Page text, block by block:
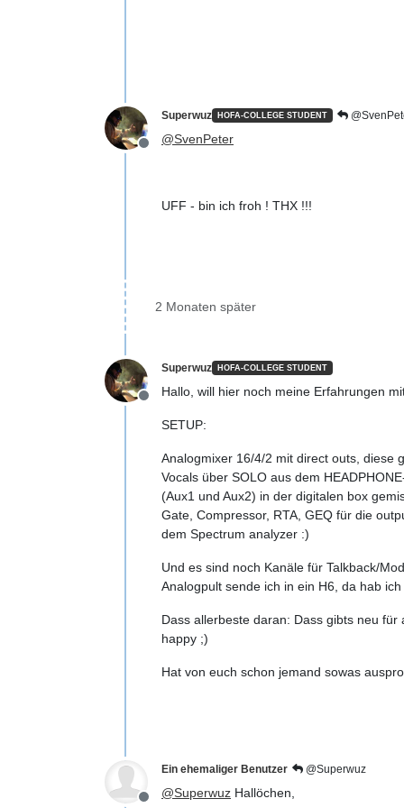
Offline
Superwuz HOFA-COLLEGE STUDENT
@SvenPeter
UFF - bin ich froh ! THX !!!
2 Monaten später
Offline
Superwuz HOFA-COLLEGE STUDENT
Hallo, will hier noch meine Erfahrungen
SETUP:
Analogmixer 16/4/2 mit direct outs, diese
Vocals über SOLO aus dem
(Aux1 und Aux2) in der digitalen box
Gate, Compressor, RTA, GEQ für die
dem Spectrum analyzer :)
Und es sind noch Kanäle für Talkback/
Analogpult sende ich in ein H6, da hab
Dass allerbeste daran: Dass gibts neu
happy ;)
Hat von euch schon jemand sowas
Ein ehemaliger Benutzer @Superwuz
@Superwuz Hallöchen,